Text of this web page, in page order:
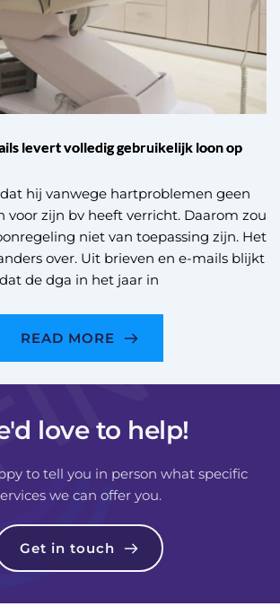
levert volledig gebruikelijk loon op
hij vanwege hartproblemen geen
voor zijn bv heeft verricht. Daarom zou
niet van toepassing zijn. Het
over. Uit brieven en e-mails blijkt
dat de dga in het jaar in
READ MORE
love to help!
to tell you in person what specific
we can offer you.
Get in touch